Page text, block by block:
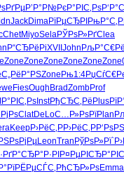
Р’Р°Р№РєР°РІС‚Рѕ
JackDimaРїРµСЂРІ
ChetMiyoSelaРЎРѕР»РґClea
Р“СЂРёРіXVIIJohnРљР°С€Рё
ZoneZoneZoneZoneZoneZone
С„РёР°РЅZoneРњ1:4
FiesOughBradZombProf
Р°РІС‚РѕInstРђСЂС‚РёPlus
ClatDeLoС…Р»РѕРїPlan
KeepР›РёС‚РР›РёС‚Р
LeonTranРўРѕР»Рї
СЂР°Р·РІР¤РµРІСЂ
РЁРµСЃС‚ РћСЂР»РѕEmma